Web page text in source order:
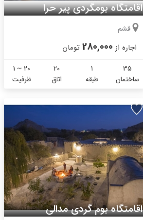
اقامتگاه بومگردی پیر حرا
قشم
اجاره از 280,000 تومان
35
ساختمان
1
طبقه
20
اتاق
1 ~ 20
ظرفیت
اقامتگاه بوم گردی مدالی